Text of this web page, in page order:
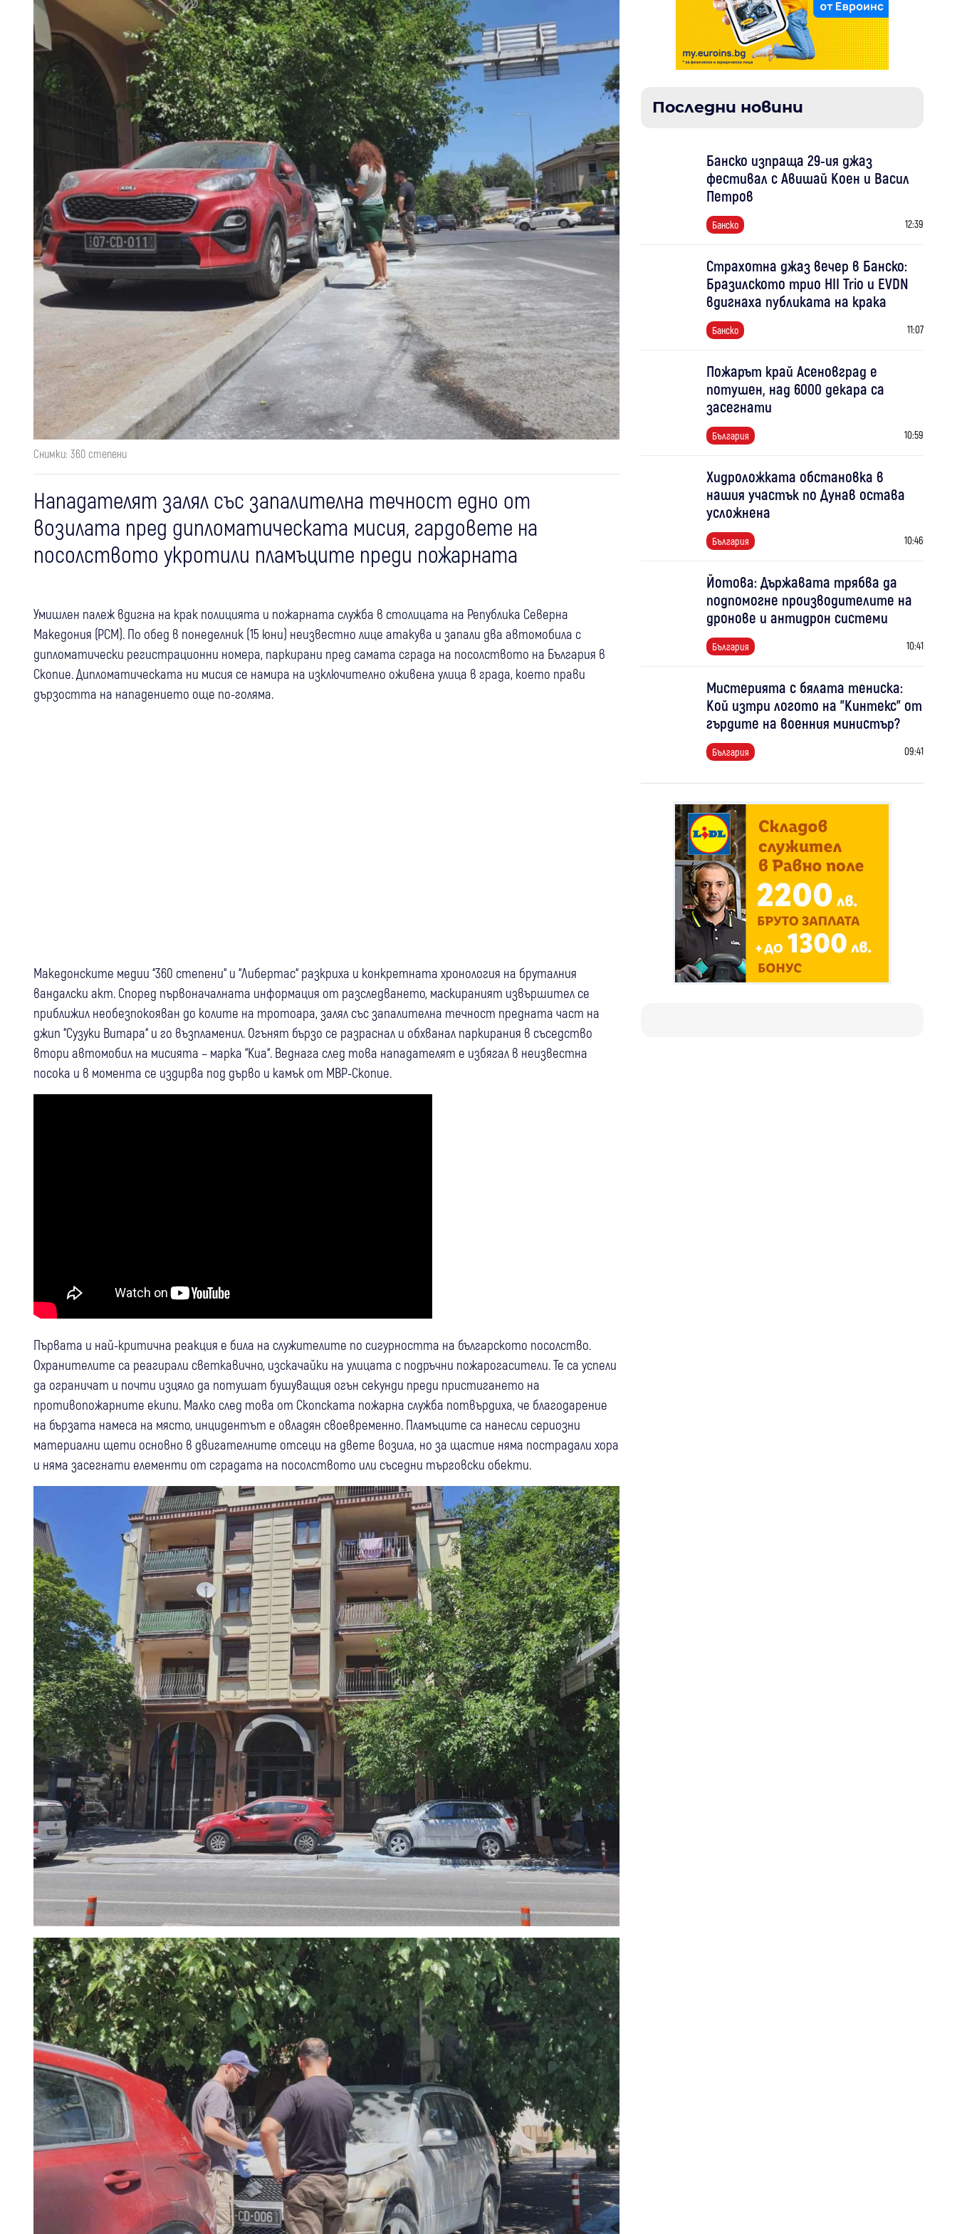
Снимки: 360 степени
Нападателят залял със запалителна течност едно от
возилата пред дипломатическата мисия, гардовете на
посолството укротили пламъците преди пожарната
Умишлен палеж вдигна на крак полицията и пожарната служба в столицата на Република Северна
Македония (РСМ). По обед в понеделник (15 юни) неизвестно лице атакува и запали два автомобила с
дипломатически регистрационни номера, паркирани пред самата сграда на посолството на България в
Скопие. Дипломатическата ни мисия се намира на изключително оживена улица в града, което прави
дързостта на нападението още по-голяма.
Македонските медии “360 степени“ и “Либертас“ разкриха и конкретната хронология на бруталния
вандалски акт. Според първоначалната информация от разследването, маскираният извършител се
приближил необезпокояван до колите на тротоара, залял със запалителна течност предната част на
джип “Сузуки Витара“ и го възпламенил. Огънят бързо се разраснал и обхванал паркирания в съседство
втори автомобил на мисията – марка “Киа“. Веднага след това нападателят е избягал в неизвестна
посока и в момента се издирва под дърво и камък от МВР-Скопие.
Първата и най-критична реакция е била на служителите по сигурността на българското посолство.
Охранителите са реагирали светкавично, изскачайки на улицата с подръчни пожарогасители. Те са успели
да ограничат и почти изцяло да потушат бушуващия огън секунди преди пристигането на
противопожарните екипи. Малко след това от Скопската пожарна служба потвърдиха, че благодарение
на бързата намеса на място, инцидентът е овладян своевременно. Пламъците са нанесли сериозни
материални щети основно в двигателните отсеци на двете возила, но за щастие няма пострадали хора
и няма засегнати елементи от сградата на посолството или съседни търговски обекти.
Последни новини
Банско изпраща 29-ия джаз
фестивал с Авишай Коен и Васил
Петров
Банско 12:39
Страхотна джаз вечер в Банско:
Бразилското трио HII Trio и EVDN
вдигнаха публиката на крака
Банско 11:07
Пожарът край Асеновград е
потушен, над 6000 декара са
засегнати
България 10:59
Хидроложката обстановка в
нашия участък по Дунав остава
усложнена
България 10:46
Йотова: Държавата трябва да
подпомогне производителите на
дронове и антидрон системи
България 10:41
Мистерията с бялата тениска:
Кой изтри логото на "Кинтекс" от
гърдите на военния министър?
България 09:41